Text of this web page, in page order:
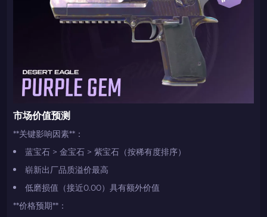
2024LONG
复制到剪贴板
带上你的促销代码
带上你的促销代码
市场价值预测
**关键影响因素**：
蓝宝石 > 金宝石 > 紫宝石（按稀有度排序）
崭新出厂品质溢价最高
低磨损值（接近0.00）具有额外价值
**价格预期**：